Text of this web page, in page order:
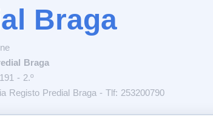
Braga
Braga
- 2.º
Registo Predial Braga - Tlf: 253200790